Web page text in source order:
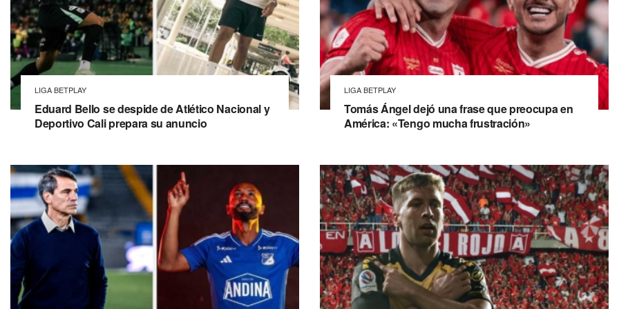
LIGA BETPLAY
Eduard Bello se despide de Atlético Nacional y
Deportivo Cali prepara su anuncio
LIGA BETPLAY
Tomás Ángel dejó una frase que preocupa en
América: «Tengo mucha frustración»